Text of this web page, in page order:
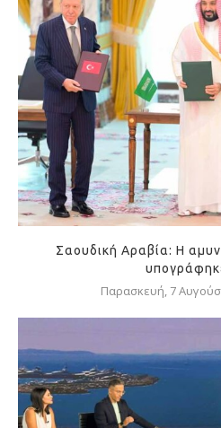
Σαουδική Αραβία: Η
Παρασκευή, 7